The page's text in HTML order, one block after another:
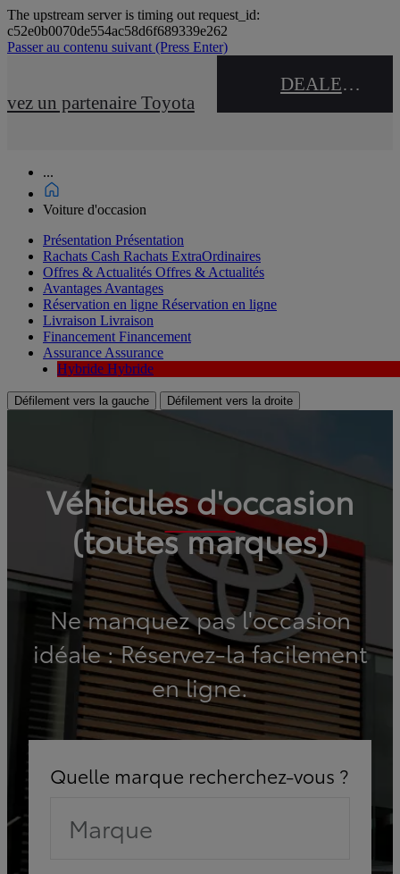
The upstream server is timing out request_id:
c52e0b0070de554ac58d6f689339e262
Passer au contenu suivant (Press Enter)
un partenaire Toyota
DEALER NAME
...
Voiture d'occasion
Présentation Présentation
Rachats Cash Rachats ExtraOrdinaires
Offres & Actualités Offres & Actualités
Avantages Avantages
Réservation en ligne Réservation en ligne
Livraison Livraison
Financement Financement
Assurance Assurance
Hybride Hybride
Défilement vers la gauche Défilement vers la droite
Véhicules d'occasion
(toutes marques)
Ne manquez pas l'occasion
idéale : Réservez-la facilement
en ligne.
Quelle marque recherchez-vous ?
Marque